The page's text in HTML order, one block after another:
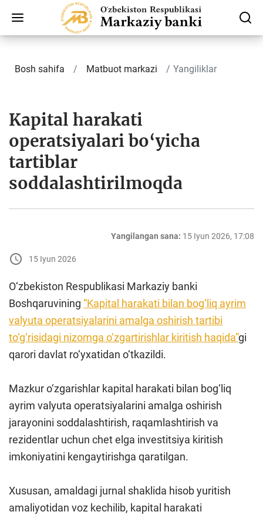
Bosh sahifa Matbuot markazi Yangiliklar
Kapital harakati
operatsiyalari bo‘yicha
tartiblar
soddalashtirilmoqda
Yangilangan sana: 15 Iyun 2026, 17:08
15 Iyun 2026
O‘zbekiston Respublikasi Markaziy banki
Boshqaruvining “Kapital harakati bilan bog‘liq ayrim
valyuta operatsiyalarini amalga oshirish tartibi
to‘g‘risidagi nizomga o‘zgartirishlar kiritish haqida”gi
qarori davlat ro‘yxatidan o‘tkazildi.
Mazkur o‘zgarishlar kapital harakati bilan bog‘liq
ayrim valyuta operatsiyalarini amalga oshirish
jarayonini soddalashtirish, raqamlashtirish va
rezidentlar uchun chet elga investitsiya kiritish
imkoniyatini kengaytirishga qaratilgan.
Xususan, amaldagi jurnal shaklida hisob yuritish
amaliyotidan voz kechilib, kapital harakati